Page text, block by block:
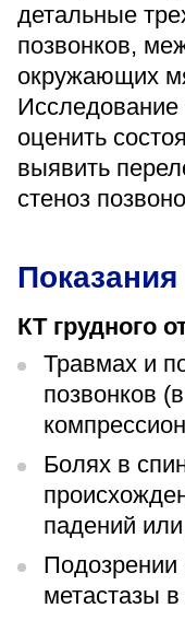
«Парус»
Адрес
399000, г.
Ленинский
Понедельник —
перерыв
перерыв
Администратор
+7 (4742) 72-
детальные
позвонков,
окружающих
Исследование
оценить
выявить
стеноз
Показания
КТ грудного
Травмах и
позвонков
Болях в
падений
Подозрении
метастазы